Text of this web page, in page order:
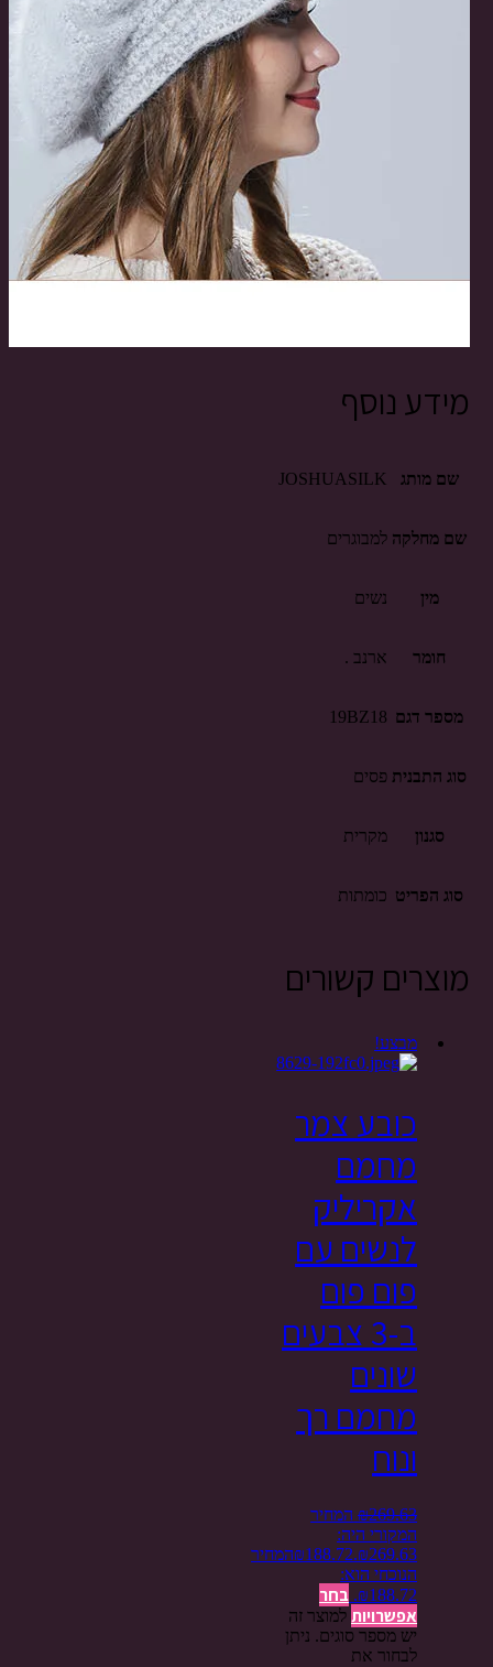
מידע נוסף
שם מותג JOSHUASILK
שם מחלקה למבוגרים
מין נשים
חומר ארנב .
מספר דגם 19BZ18
סוג התבנית פסים
סגנון מקרית
סוג הפריט כומתות
מוצרים קשורים
מבצע!
כובע צמר
מחמם
אקריליק
לנשים עם
פום פום
ב-3 צבעים
שונים
מחמם רך
ונוח
₪269.63
המחיר
המקורי היה:
₪269.63.
₪188.72
המחיר
הנוכחי הוא:
₪188.72. בחר
אפשרויות למוצר זה
יש מספר סוגים. ניתן
לבחור את